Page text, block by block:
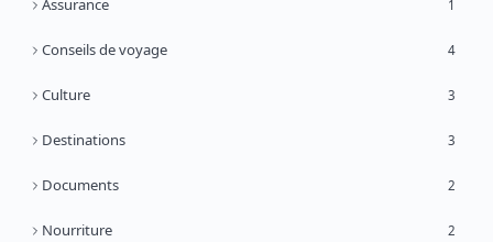
Assurance 1
Conseils de voyage 4
Culture 3
Destinations 3
Documents 2
Nourriture 2